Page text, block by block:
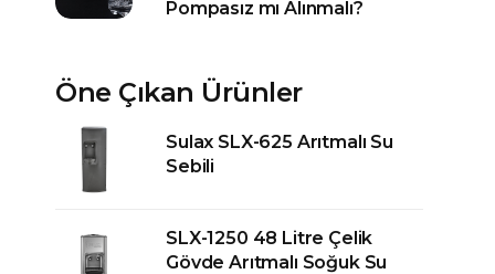
Pompasız mı Alınmalı?
Öne Çıkan Ürünler
Sulax SLX-625 Arıtmalı Su
Sebili
SLX-1250 48 Litre Çelik
Gövde Arıtmalı Soğuk Su